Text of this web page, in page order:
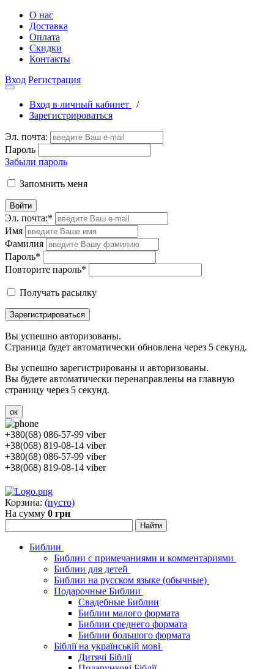
О нас
Доставка
Оплата
Скидки
Контакты
Вход Регистрация
Вход в личный кабинет
/
Зарегистрироваться
Эл. почта:
Пароль
Забыли пароль
Запомнить меня
Войти
Эл. почта:*
Имя
Фамилия
Пароль*
Повторите пароль*
Получать расылку
Зарегистрироваться
Вы успешно авторизованы.
Страница будет автоматически обновлена через 5 секунд.
Вы успешно зарегистрированы и авторизованы.
Вы будете автоматически перенаправлены на главную
страницу через 5 секунд.
ок
+380(68) 086-57-99 viber
+38(068) 819-08-14 viber
+380(68) 086-57-99 viber
+38(068) 819-08-14 viber
Корзина: (пусто)
На сумму 0 грн
Библии
Библии с примечаниями и комментариями
Библии для детей
Библии на русском языке (обычные)
Подарочные Библии
Свадебные Библии
Библии малого формата
Библии среднего формата
Библии большого формата
Біблії на українській мові
Дитячі Біблії